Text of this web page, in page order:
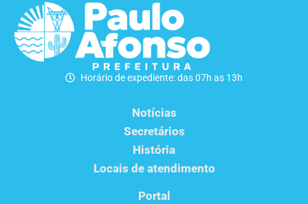
Horário de expediente: das 07h as 13h
Notícias
Secretários
História
Locais de atendimento
Portal